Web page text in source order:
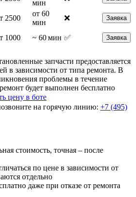
мин
2500
от 60
мин
❌ Заявка
1000 ~ 60 мин ✅ Заявка
запчасти предоставляется
в зависимости от типа ремонта. В
проблемы в течение
будет выполнен бесплатно
цену в боте
на горячую линию: +7 (495)
стоимость, точная – после
по цене в зависимости от
отдельно
даже при отказе от ремонта